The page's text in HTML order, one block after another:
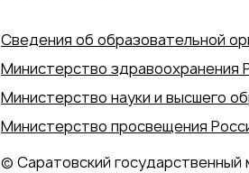
Сведения об образовательной
Министерство здравоохранения
Министерство науки и высшего
Министерство просвещения
© Саратовский государственный